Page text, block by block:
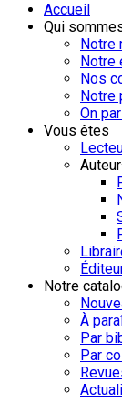
Accueil
Qui
Notre
Notre
Nos
Notre
On
Vous êtes
Notre
À
Par
Par